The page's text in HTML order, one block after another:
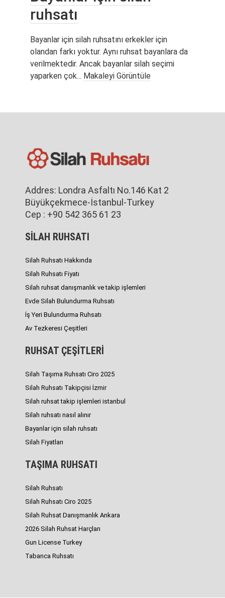
ruhsatı
Bayanlar için silah ruhsatını erkekler için
olandan farkı yoktur. Aynı ruhsat bayanlara da
verilmektedir. Ancak bayanlar silah seçimi
yaparken çok... Makaleyi Görüntüle
Addres: Londra Asfaltı No.146 Kat 2
Büyükçekmece-İstanbul-Turkey
Cep : +90 542 365 61 23
SİLAH RUHSATI
Silah Ruhsatı Hakkında
Silah Ruhsatı Fiyatı
Silah ruhsat danışmanlık ve takip işlemleri
Evde Silah Bulundurma Ruhsatı
İş Yeri Bulundurma Ruhsatı
Av Tezkeresi Çeşitleri
RUHSAT ÇEŞİTLERİ
Silah Taşıma Ruhsatı Ciro 2025
Silah Ruhsatı Takipçisi İzmir
Silah ruhsat takip işlemleri istanbul
Silah ruhsatı nasıl alınır
Bayanlar için silah ruhsatı
Silah Fiyatları
TAŞIMA RUHSATI
Silah Ruhsatı
Silah Ruhsatı Ciro 2025
Silah Ruhsat Danışmanlık Ankara
2026 Silah Ruhsat Harçları
Gun License Turkey
Tabanca Ruhsatı